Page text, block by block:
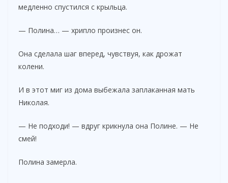
медленно спустился с крыльца.
— Полина… — хрипло произнес он.
Она сделала шаг вперед, чувствуя, как дрожат
колени.
И в этот миг из дома выбежала заплаканная мать
Николая.
— Не подходи! — вдруг крикнула она Полине. — Не
смей!
Полина замерла.